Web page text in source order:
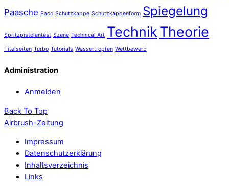
Paasche Paco Schutzkappe Schutzkappenform Spiegelung
Spritzpistolentest Szene Technical Art TechnikTheorie
Titelseiten Turbo Tutorials Wassertropfen Wettbewerb
Administration
Anmelden
Back To Top
Airbrush-Zeitung
Impressum
Datenschutzerklärung
Inhaltsverzeichnis
Links